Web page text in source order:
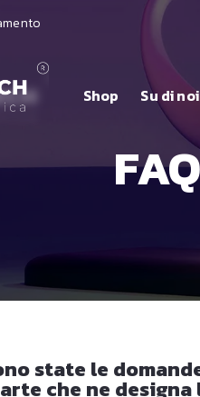
Shop Su di noi
state le
che ne